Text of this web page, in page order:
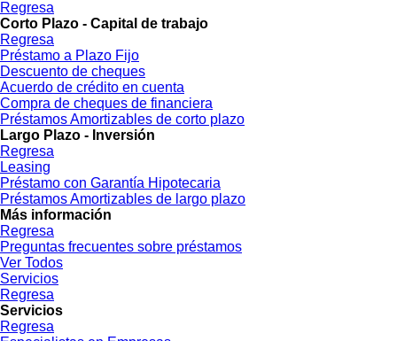
Regresa
Corto Plazo - Capital de trabajo
Regresa
Préstamo a Plazo Fijo
Descuento de cheques
Acuerdo de crédito en cuenta
Compra de cheques de financiera
Préstamos Amortizables de corto plazo
Largo Plazo - Inversión
Regresa
Leasing
Préstamo con Garantía Hipotecaria
Préstamos Amortizables de largo plazo
Más información
Regresa
Preguntas frecuentes sobre préstamos
Ver Todos
Servicios
Regresa
Servicios
Regresa